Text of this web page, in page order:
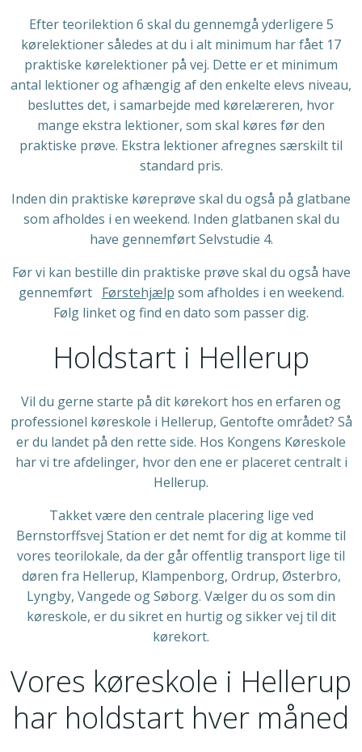
Efter teorilektion 6 skal du gennemgå yderligere 5
kørelektioner således at du i alt minimum har fået 17
praktiske kørelektioner på vej. Dette er et minimum
antal lektioner og afhængig af den enkelte elevs niveau,
besluttes det, i samarbejde med kørelæreren, hvor
mange ekstra lektioner, som skal køres før den
praktiske prøve. Ekstra lektioner afregnes særskilt til
standard pris.
Inden din praktiske køreprøve skal du også på glatbane
som afholdes i en weekend. Inden glatbanen skal du
have gennemført Selvstudie 4.
Før vi kan bestille din praktiske prøve skal du også have
gennemført Førstehjælp som afholdes i en weekend.
Følg linket og find en dato som passer dig.
Holdstart i Hellerup
Vil du gerne starte på dit kørekort hos en erfaren og
professionel køreskole i Hellerup, Gentofte området? Så
er du landet på den rette side. Hos Kongens Køreskole
har vi tre afdelinger, hvor den ene er placeret centralt i
Hellerup.
Takket være den centrale placering lige ved
Bernstorffsvej Station er det nemt for dig at komme til
vores teorilokale, da der går offentlig transport lige til
døren fra Hellerup, Klampenborg, Ordrup, Østerbro,
Lyngby, Vangede og Søborg. Vælger du os som din
køreskole, er du sikret en hurtig og sikker vej til dit
kørekort.
Vores køreskole i Hellerup
har holdstart hver måned